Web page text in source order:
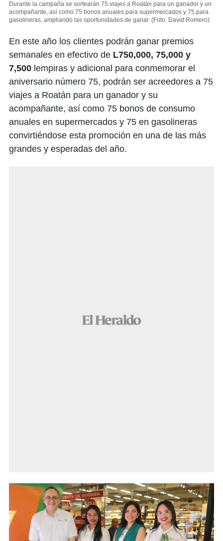
Durante la campaña se sortearán 75 viajes a Roatán para un ganador y un
acompañante, así como 75 bonos anuales para supermercados y 75 para
gasolineras, ampliando las oportunidades de ganar. (Foto: David Romero)
En este año los clientes podrán ganar premios
semanales en efectivo de L750,000, 75,000 y
7,500 lempiras y adicional para conmemorar el
aniversario número 75, podrán ser acreedores a 75
viajes a Roatán para un ganador y su
acompañante, así como 75 bonos de consumo
anuales en supermercados y 75 en gasolineras
convirtiéndose esta promoción en una de las más
grandes y esperadas del año.